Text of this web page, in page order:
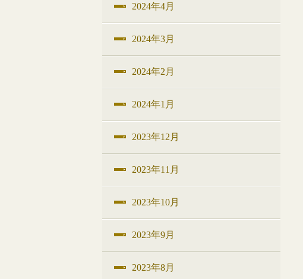
2024年4月
2024年3月
2024年2月
2024年1月
2023年12月
2023年11月
2023年10月
2023年9月
2023年8月